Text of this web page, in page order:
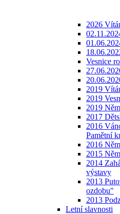
2026
Vesnice
2019
2019
2019
2017
2016
Pamětní
2016
2015
2014
výstavy
2013
ozdobu"
2013
Letní slavnosti